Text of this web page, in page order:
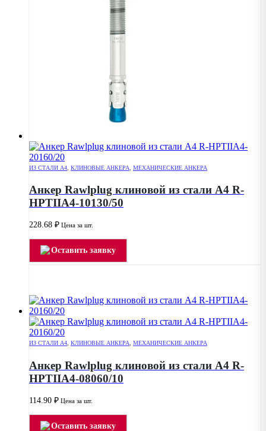
ИЗ СТАЛИ А4 КЛИНОВЫЕ АНКЕРА МЕХАНИЧЕСКИЕ АНКЕРА
Анкер Rawlplug клиновой из стали А4 R-
HPTIIA4-10130/50
228.68 ₽ Цена за шт.
Оставить заявку
ИЗ СТАЛИ А4 КЛИНОВЫЕ АНКЕРА МЕХАНИЧЕСКИЕ АНКЕРА
Анкер Rawlplug клиновой из стали А4 R-
HPTIIA4-08060/10
114.90 ₽ Цена за шт.
Оставить заявку